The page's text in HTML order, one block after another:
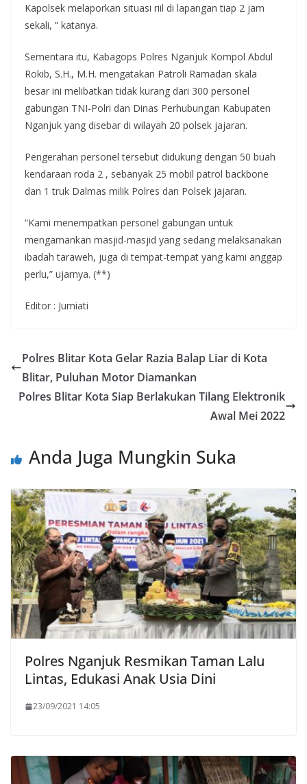
Kapolsek melaporkan situasi riil di lapangan tiap 2 jam
sekali, ” katanya.
Sementara itu, Kabagops Polres Nganjuk Kompol Abdul
Rokib, S.H., M.H. mengatakan Patroli Ramadan skala
besar ini melibatkan tidak kurang dari 300 personel
gabungan TNI-Polri dan Dinas Perhubungan Kabupaten
Nganjuk yang disebar di wilayah 20 polsek jajaran.
Pengerahan personel tersebut didukung dengan 50 buah
kendaraan roda 2 , sebanyak 25 mobil patrol backbone
dan 1 truk Dalmas milik Polres dan Polsek jajaran.
“Kami menempatkan personel gabungan untuk
mengamankan masjid-masjid yang sedang melaksanakan
ibadah taraweh, juga di tempat-tempat yang kami anggap
perlu,” ujarnya. (**)
Editor : Jumiati
Polres Blitar Kota Gelar Razia Balap Liar di Kota
Blitar, Puluhan Motor Diamankan
Polres Blitar Kota Siap Berlakukan Tilang Elektronik
Awal Mei 2022
Anda Juga Mungkin Suka
Polres Nganjuk Resmikan Taman Lalu
Lintas, Edukasi Anak Usia Dini
23/09/2021 14:05